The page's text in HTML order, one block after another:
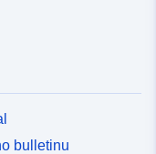
bulletinu